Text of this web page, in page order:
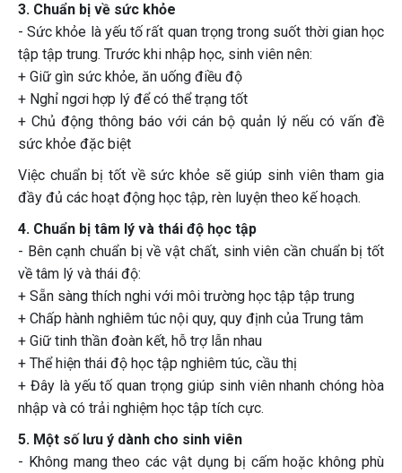
3. Chuẩn bị về sức khỏe
- Sức khỏe là yếu tố rất quan trọng trong suốt thời gian học
tập tập trung. Trước khi nhập học, sinh viên nên:
+ Giữ gìn sức khỏe, ăn uống điều độ
+ Nghỉ ngơi hợp lý để có thể trạng tốt
+ Chủ động thông báo với cán bộ quản lý nếu có vấn đề
sức khỏe đặc biệt
Việc chuẩn bị tốt về sức khỏe sẽ giúp sinh viên tham gia
đầy đủ các hoạt động học tập, rèn luyện theo kế hoạch.
4. Chuẩn bị tâm lý và thái độ học tập
- Bên cạnh chuẩn bị về vật chất, sinh viên cần chuẩn bị tốt
về tâm lý và thái độ:
+ Sẵn sàng thích nghi với môi trường học tập tập trung
+ Chấp hành nghiêm túc nội quy, quy định của Trung tâm
+ Giữ tinh thần đoàn kết, hỗ trợ lẫn nhau
+ Thể hiện thái độ học tập nghiêm túc, cầu thị
+ Đây là yếu tố quan trọng giúp sinh viên nhanh chóng hòa
nhập và có trải nghiệm học tập tích cực.
5. Một số lưu ý dành cho sinh viên
- Không mang theo các vật dụng bị cấm hoặc không phù